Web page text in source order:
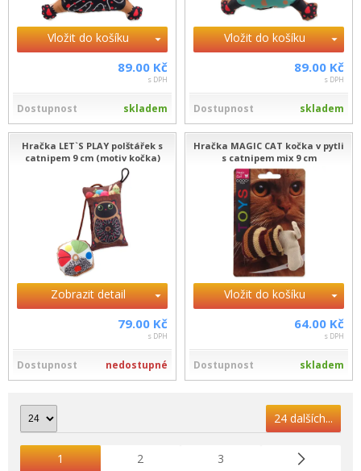
Vložit do košíku
89.00 Kč
s DPH
Dostupnost skladem
Vložit do košíku
89.00 Kč
s DPH
Dostupnost skladem
Hračka LET`S PLAY polštářek s
catnipem 9 cm (motiv kočka)
Zobrazit detail
79.00 Kč
s DPH
Dostupnost nedostupné
Hračka MAGIC CAT kočka v pytli
s catnipem mix 9 cm
Vložit do košíku
64.00 Kč
s DPH
Dostupnost skladem
24 dalších...
1 2 3